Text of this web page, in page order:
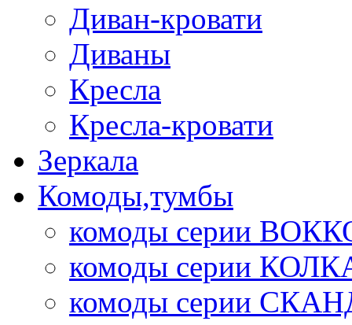
Диван-кровати
Диваны
Кресла
Кресла-кровати
Зеркала
Комоды,тумбы
комоды серии
комоды серии
комоды серии